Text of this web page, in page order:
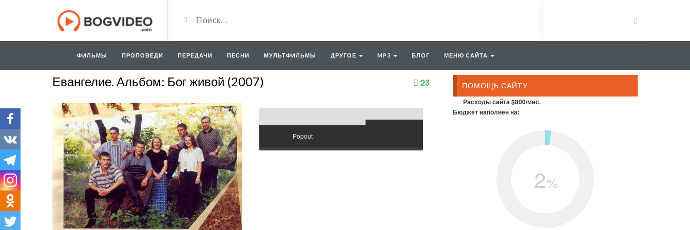
ФИЛЬМЫ ПРОПОВЕДИ ПЕРЕДАЧИ ПЕСНИ МУЛЬТФИЛЬМЫ ДРУГОЕ MP3 БЛОГ МЕНЮ САЙТА
Евангелие. Альбом: Бог живой (2007) 23
Popout
ПОМОЩЬ САЙТУ
Расходы сайта $800/мес.
Бюджет наполнен на:
2%